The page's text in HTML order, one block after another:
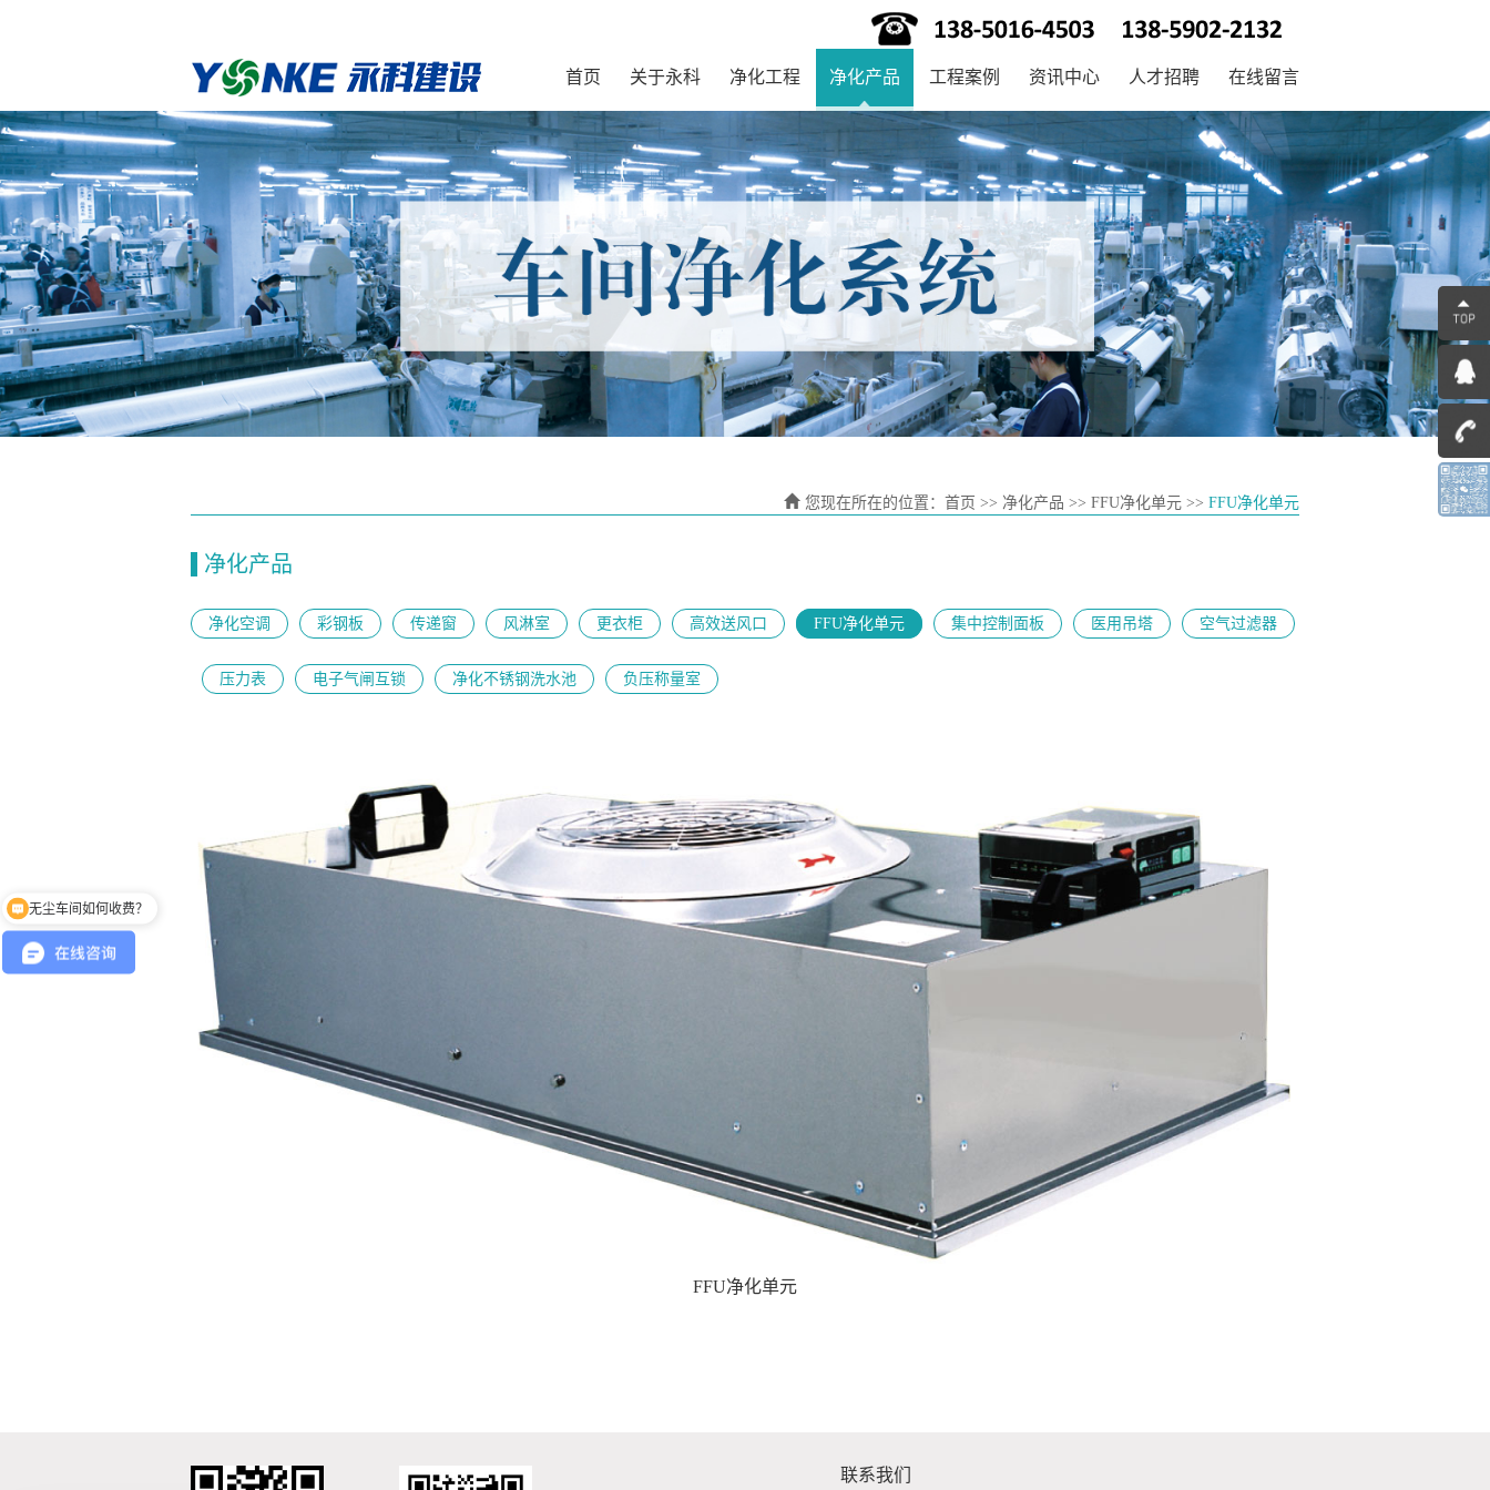
首页 关于永科 净化工程 净化产品 工程案例 资讯中心 人才招聘 在线留言
您现在所在的位置： 首页 >> 净化产品 >> FFU净化单元 >> FFU净化单元
净化产品
净化空调 彩钢板 传递窗 风淋室 更衣柜 高效送风口 FFU净化单元 集中控制面板 医用吊塔 空气过滤器
压力表 电子气闸互锁 净化不锈钢洗水池 负压称量室
FFU净化单元
联系我们
无尘车间如何收费？